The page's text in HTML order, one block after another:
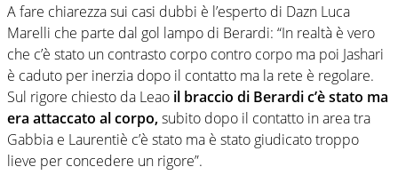
A fare chiarezza sui casi dubbi è l’esperto di Dazn Luca
Marelli che parte dal gol lampo di Berardi: “In realtà è vero
che c’è stato un contrasto corpo contro corpo ma poi Jashari
è caduto per inerzia dopo il contatto ma la rete è regolare.
Sul rigore chiesto da Leao il braccio di Berardi c’è stato ma
era attaccato al corpo,subito dopo il contatto in area tra
Gabbia e Laurentiè c’è stato ma è stato giudicato troppo
lieve per concedere un rigore”.